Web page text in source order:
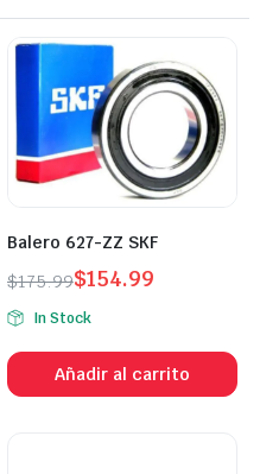
Balero 627-ZZ SKF
$175.99$154.99
In Stock
Añadir al carrito